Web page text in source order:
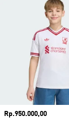
Harga
Rp.950.000,00